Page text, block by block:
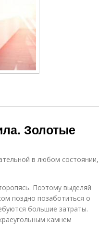
Золотые
в любом состоянии,
Поэтому выделяй
поздно позаботиться о
большие затраты.
камнем